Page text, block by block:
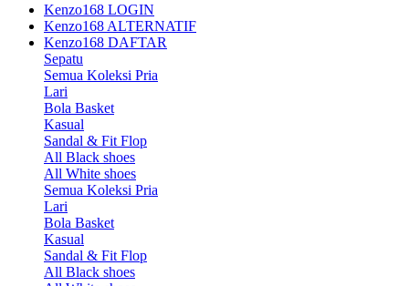
Kenzo168 LOGIN
Kenzo168 ALTERNATIF
Kenzo168 DAFTAR
Sepatu
Semua Koleksi Pria
Lari
Bola Basket
Kasual
Sandal & Fit Flop
All Black shoes
All White shoes
Semua Koleksi Pria
Lari
Bola Basket
Kasual
Sandal & Fit Flop
All Black shoes